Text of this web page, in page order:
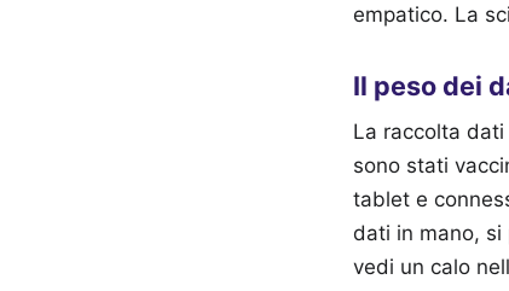
empatico. La
Il peso dei
La raccolta
sono stati
tablet e
dati in mano, si
vedi un calo